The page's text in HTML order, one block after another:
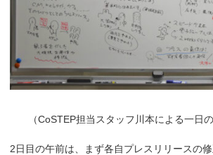
（CoSTEP担当スタッフ川本による一日の
2日目の午前は、まず各自プレスリリースの